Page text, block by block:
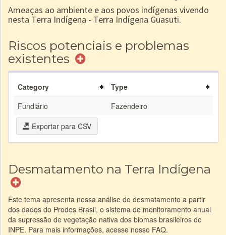
Ameaças ao ambiente e aos povos indígenas vivendo
nesta Terra Indígena - Terra Indígena Guasuti.
Riscos potenciais e problemas
existentes
Category
Type
Fundiário
Fazendeiro
Exportar para CSV
Desmatamento na Terra Indígena
Este tema apresenta nossa análise do desmatamento a partir
dos dados do Prodes Brasil, o sistema de monitoramento anual
da supressão de vegetação nativa dos biomas brasileiros do
INPE. Para mais informações, acesse nosso FAQ.